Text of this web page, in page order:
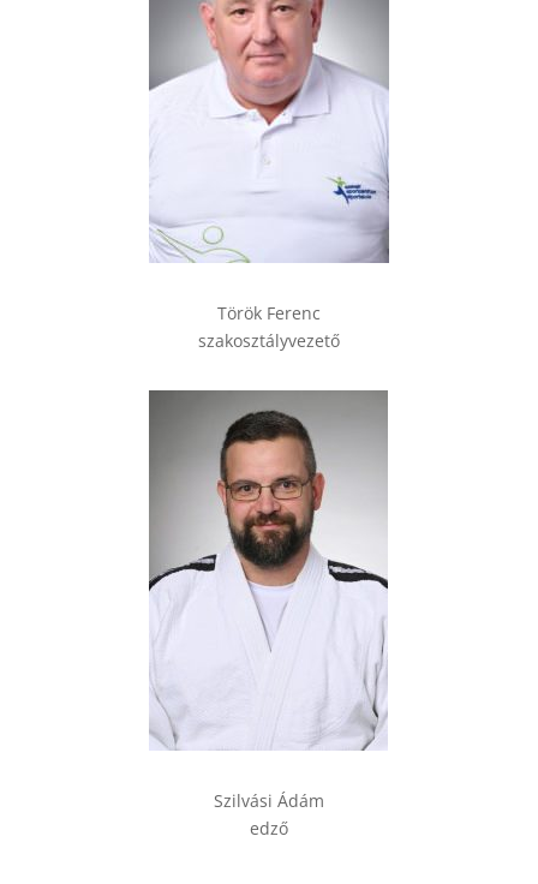
Török Ferenc
szakosztályvezető
Szilvási Ádám
edző